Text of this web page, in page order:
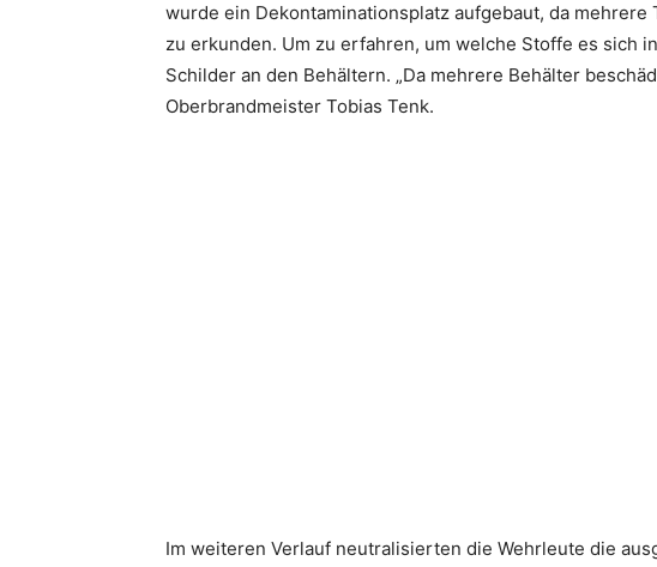
wurde ein Dekontaminationsplatz aufgebaut, da
zu erkunden. Um zu erfahren, um welche Stoffe es sich
Schilder an den Behältern. „Da mehrere Behälter
Oberbrandmeister Tobias Tenk.
Im weiteren Verlauf neutralisierten die Wehrleute die